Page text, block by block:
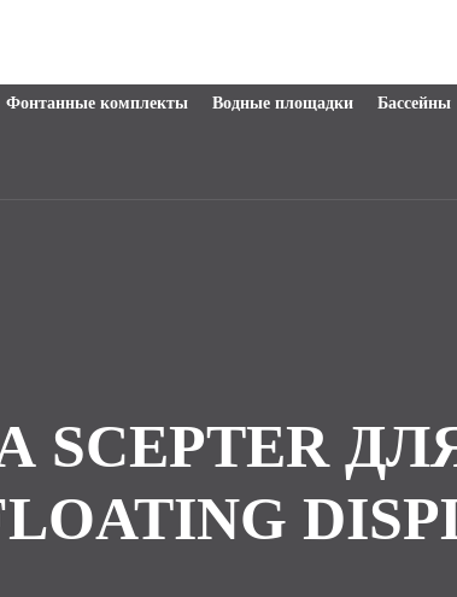
Фонтанные комплекты Водные площадки Бассейны
SCEPTER